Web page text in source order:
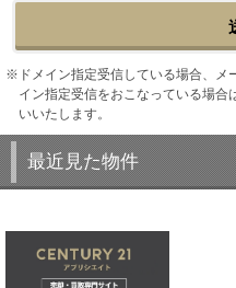
ドメイン指定受信している場合、
イン指定受信をおこなっている場
いいたします。
最近見た物件